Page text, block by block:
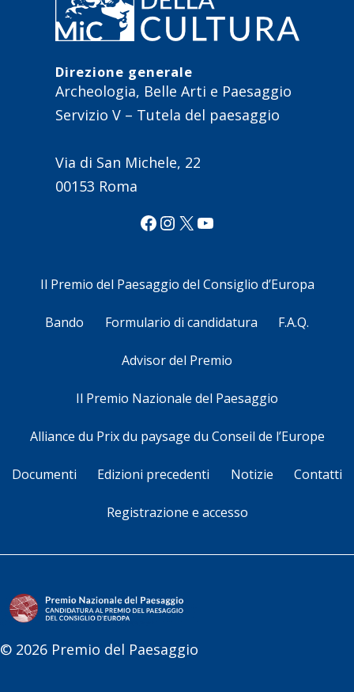
Direzione generale
Archeologia, Belle Arti e Paesaggio
Servizio V – Tutela del paesaggio
Via di San Michele, 22
00153 Roma
Facebook
Instagram
X YouTube
Il Premio del Paesaggio del Consiglio d’Europa
Bando Formulario di candidatura F.A.Q.
Advisor del Premio
Il Premio Nazionale del Paesaggio
Alliance du Prix du paysage du Conseil de l’Europe
Documenti Edizioni precedenti Notizie Contatti
Registrazione e accesso
© 2026 Premio del Paesaggio